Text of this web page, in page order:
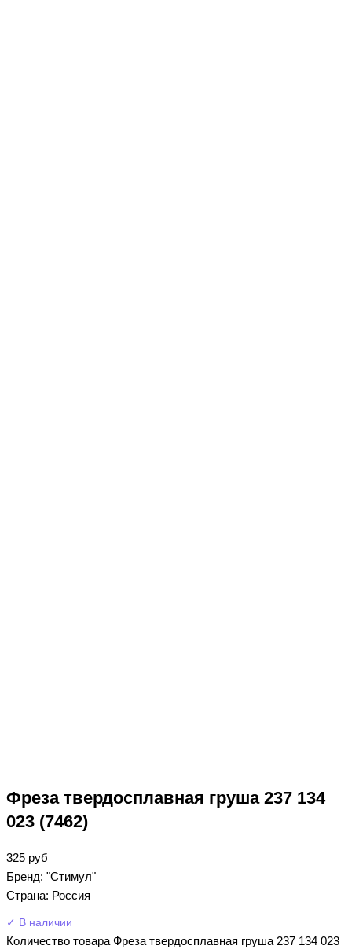
Фреза твердосплавная груша 237 134
023 (7462)
325 руб
Бренд: "Стимул"
Страна: Россия
✓ В наличии
Количество товара Фреза твердосплавная груша 237 134 023